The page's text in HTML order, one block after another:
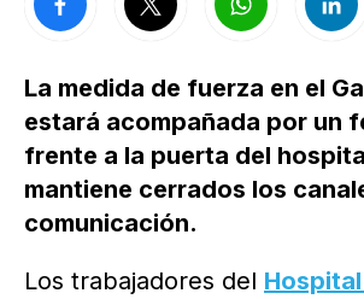
La medida de fuerza en el
estará acompañada por un
frente a la puerta del
mantiene cerrados los
comunicación.
Los trabajadores del